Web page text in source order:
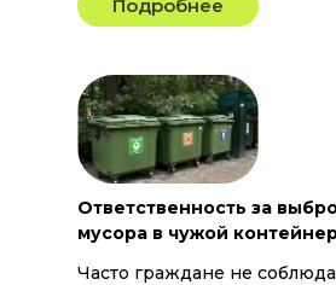
Часто граждане не
Ответственность за
мусора в чужой
Подробнее